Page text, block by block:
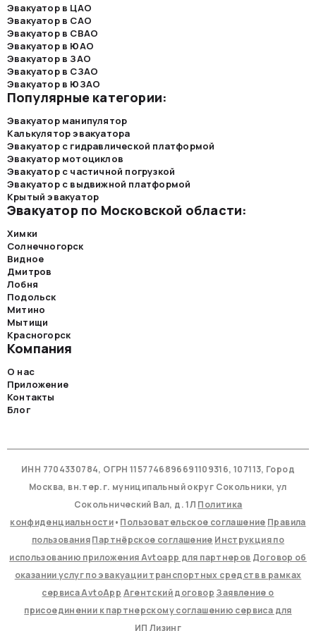
Эвакуатор в ЦАО
Эвакуатор в САО
Эвакуатор в СВАО
Эвакуатор в ЮАО
Эвакуатор в ЗАО
Эвакуатор в СЗАО
Эвакуатор в ЮЗАО
Популярные категории:
Эвакуатор манипулятор
Калькулятор эвакуатора
Эвакуатор с гидравлической платформой
Эвакуатор мотоциклов
Эвакуатор с частичной погрузкой
Эвакуатор с выдвижной платформой
Крытый эвакуатор
Эвакуатор по Московской области:
Химки
Солнечногорск
Видное
Дмитров
Лобня
Подольск
Митино
Мытищи
Красногорск
Компания
О нас
Приложение
Контакты
Блог
ИНН 7704330784, ОГРН 1157746896691109316, 107113, Город
Москва, вн.тер.г. муниципальный округ Сокольники, ул
Сокольнический Вал, д. 1Л Политика
конфиденциальности• Пользовательское соглашение Правила
пользованияПартнёрское соглашение Инструкция по
использованию приложения Avtoapp для партнеров Договор об
оказании услуг по эвакуации транспортных средств в рамках
сервиса AvtoApp Агентский договор Заявление о
присоединении к партнерскому соглашению сервиса для
ИП Лизинг